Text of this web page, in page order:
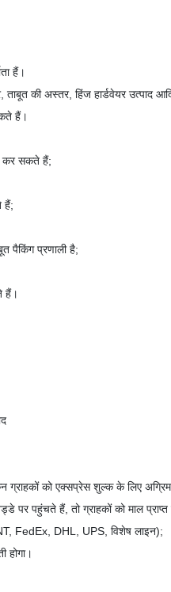
हैं।
की अस्तर, हिंज हार्डवेयर उत्पाद
हैं।
कर सकते हैं;
हैं;
पैकिंग प्रणाली है;
हैं।
ग्राहकों को एक्सप्रेस शुल्क के लिए
पर पहुंचते हैं, तो ग्राहकों को माल
FedEx, DHL, UPS, विशेष लाइन);
होगा।